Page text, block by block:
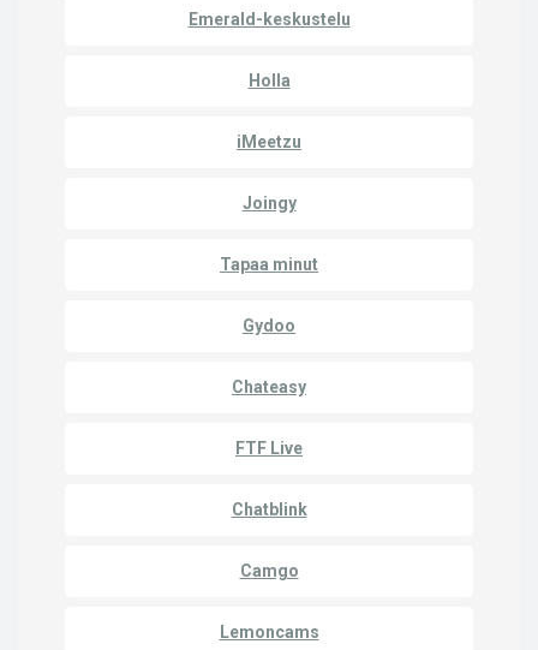
Emerald-keskustelu
Holla
iMeetzu
Joingy
Tapaa minut
Gydoo
Chateasy
FTF Live
Chatblink
Camgo
Lemoncams